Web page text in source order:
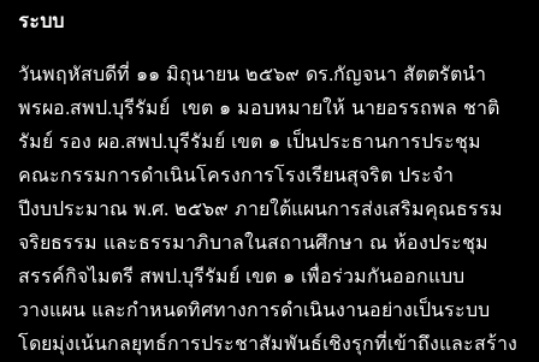
ระบบ
วันพฤหัสบดีที่ ๑๑ มิถุนายน ๒๕๖๙ ดร.กัญจนา สัตตรัตนำ
พรผอ.สพป.บุรีรัมย์ เขต ๑ มอบหมายให้ นายอรรถพล ชาติ
รัมย์ รอง ผอ.สพป.บุรีรัมย์ เขต ๑ เป็นประธานการประชุม
คณะกรรมการดำเนินโครงการโรงเรียนสุจริต ประจำ
ปีงบประมาณ พ.ศ. ๒๕๖๙ ภายใต้แผนการส่งเสริมคุณธรรม
จริยธรรม และธรรมาภิบาลในสถานศึกษา ณ ห้องประชุม
สรรค์กิจไมตรี สพป.บุรีรัมย์ เขต ๑ เพื่อร่วมกันออกแบบ
วางแผน และกำหนดทิศทางการดำเนินงานอย่างเป็นระบบ
โดยมุ่งเน้นกลยุทธ์การประชาสัมพันธ์เชิงรุกที่เข้าถึงและสร้าง